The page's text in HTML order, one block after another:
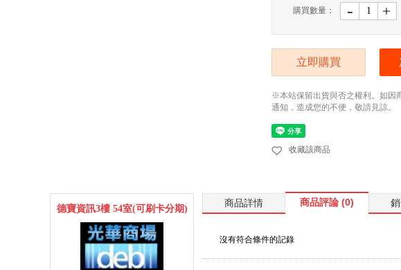
購買數量： - ﹢
立即購買
※本站保留出貨與否之權利。如因
通知，造成您的不便，敬請見諒。
收藏該商品
德寶資訊3樓 54室(可刷卡分期)
商品詳情 商品評論 (0)
沒有符合條件的記錄